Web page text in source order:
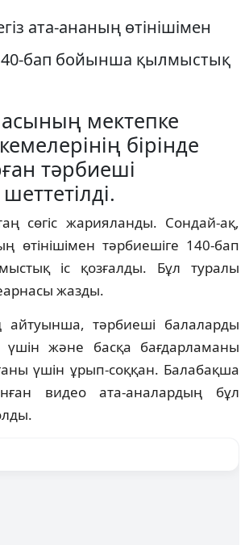
ата-ананың өтінішімен
бап бойынша қылмыстық
мектепке
бірінде
тәрбиеші
сөгіс жарияланды. Сондай-ақ,
өтінішімен тәрбиешіге 140-бап
іс қозғалды. Бұл туралы
жазды.
айтуынша, тәрбиеші балаларды
үшін және басқа бағдарламаны
үшін ұрып-соққан. Балабақша
видео ата-аналардың бұл